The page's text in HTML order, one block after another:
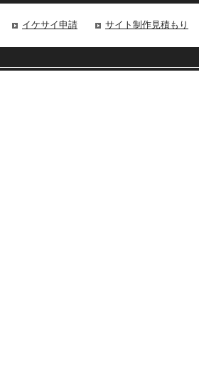
イケサイ申請 サイト制作見積もり